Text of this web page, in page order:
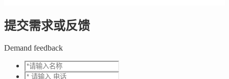
提交需求或反馈
Demand feedback